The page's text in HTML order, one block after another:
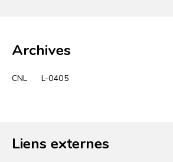
Archives
CNL L-0405
Liens externes